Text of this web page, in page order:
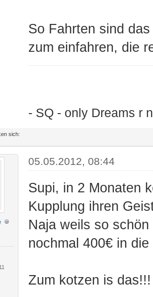
So Fahrten sind
zum einfahren, die
- SQ - only Dreams r
sich:
05.05.2012, 08:44
Supi, in 2 Monaten
Kupplung ihren
Naja weils so
nochmal 400€ in
Zum kotzen is das!!!